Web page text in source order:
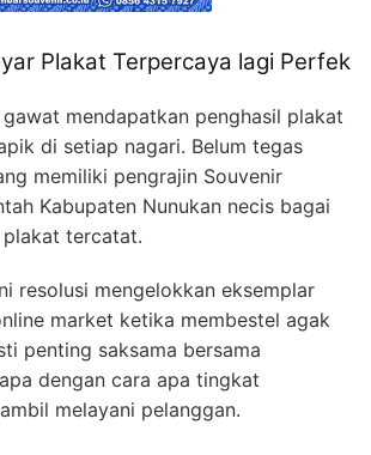
Plakat Terpercaya lagi Perfek
mendapatkan penghasil plakat
di setiap nagari. Belum tegas
memiliki pengrajin Souvenir
Kabupaten Nunukan necis bagai
tercatat.
resolusi mengelokkan eksemplar
market ketika membestel agak
penting saksama bersama
dengan cara apa tingkat
melayani pelanggan.